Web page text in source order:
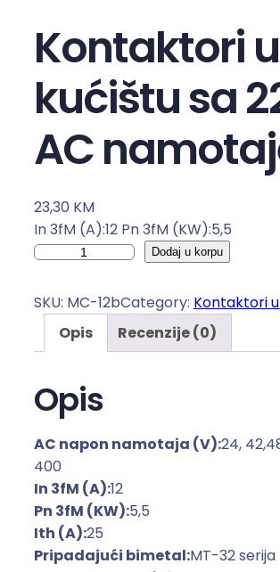
Kontaktori u
kućištu sa
AC
23,30 KM
In 3fM (A):12 Pn 3fM (KW):5,5
K
n
o
i
u
k
u
ć
i
Dodaj u korpu
SKU: MC-12bCategory: Kontaktori
Opis
Recenzije (0)
Opis
AC napon namotaja (V):24,
400
In 3fM (A):12
Pn 3fM (KW):5,5
Ith (A):25
Pripadajući bimetal:MT-32 serija